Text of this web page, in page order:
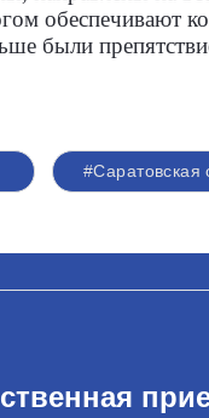
обеспечивают
были
#Саратовская